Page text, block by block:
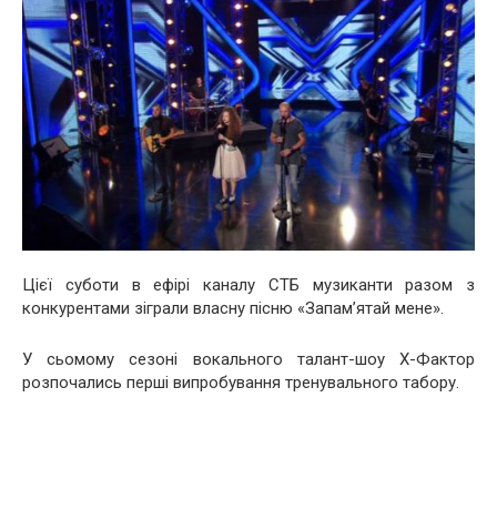
Цієї суботи в ефірі каналу СТБ музиканти разом з
конкурентами зіграли власну пісню «Запам’ятай мене».
У сьомому сезоні вокального талант-шоу Х-Фактор
розпочались перші випробування тренувального табору.